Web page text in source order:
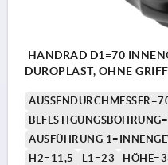
HANDRAD D1=70
DUROPLAST, OHNE GRIFF
AUSSENDURCHMESSER=70
AUSFÜHRUNG
H2=11,5
L1=23